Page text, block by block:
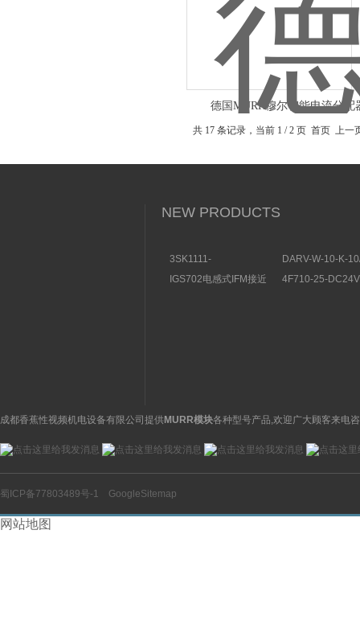
德国MURR穆尔智能电流分配
共 17 条记录，当前 1 / 2 页 首页 上
NEW PRODUCTS
3SK1111-
关特点及功能
DARV-W-10-K-
构分析
IGS702电感式IFM接近
4F710-25-
成都香蕉性视频机电设备有限公司提供MURR模块各种型号产品,欢迎广大顾客来电
蜀ICP备77803489号-1 GoogleSitemap
网站地图